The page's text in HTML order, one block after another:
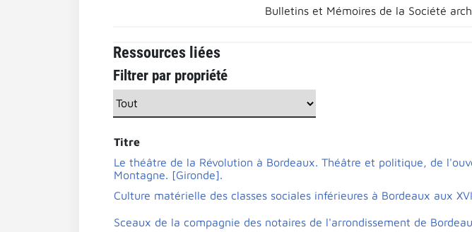
Bulletins et Mémoires de la Société
Ressources liées
Filtrer par propriété
Titre
Le théâtre de la Révolution à Bordeaux. Théâtre et politique, de
Montagne. [Gironde].
Culture matérielle des classes sociales inférieures à Bordeaux aux
Sceaux de la compagnie des notaires de l'arrondissement de